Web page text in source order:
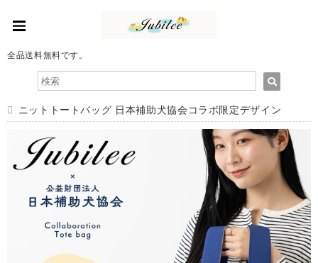
全品送料無料です。
ニットトートバッグ 日本補助犬協会コラボ限定デザイン